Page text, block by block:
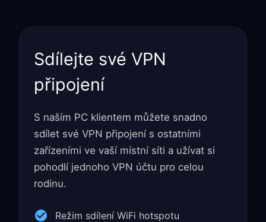
Sdílejte své VPN
připojení
S naším PC klientem můžete snadno
sdílet své VPN připojení s ostatními
zařízeními ve vaší místní síti a užívat si
pohodlí jednoho VPN účtu pro celou
rodinu.
Režim sdílení WiFi hotspotu